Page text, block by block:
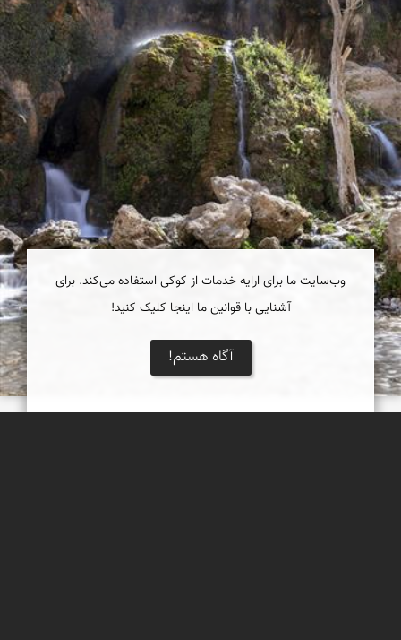
وب‌سایت ما برای ارایه خدمات از کوکی استفاده می‌کند. برای
آشنایی با قوانین ما اینجا کلیک کنید!
آگاه هستم!